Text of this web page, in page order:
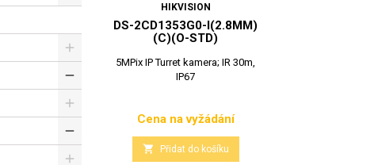
HIKVISION
DS-2CD1353G0-I(2.8MM)
(C)(O-STD)
5MPix IP Turret kamera; IR 30m,
IP67
Cena
Cena na vyžádání
 Přidat do košíku